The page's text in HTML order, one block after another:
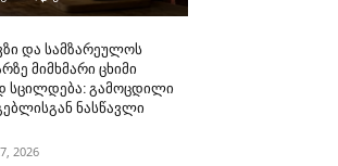
და სამზარეულოს
მიმხმარი ცხიმი
სცილდება: გამოცდილი
ნასწავლი
2026